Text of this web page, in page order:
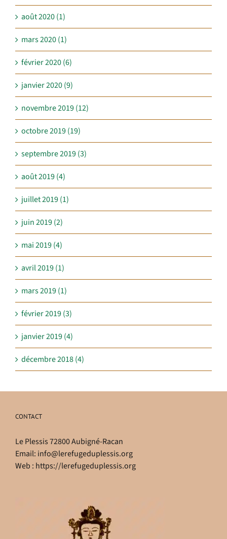
août 2020 (1)
mars 2020 (1)
février 2020 (6)
janvier 2020 (9)
novembre 2019 (12)
octobre 2019 (19)
septembre 2019 (3)
août 2019 (4)
juillet 2019 (1)
juin 2019 (2)
mai 2019 (4)
avril 2019 (1)
mars 2019 (1)
février 2019 (3)
janvier 2019 (4)
décembre 2018 (4)
CONTACT
Le Plessis 72800 Aubigné-Racan
Email: info@lerefugeduplessis.org
Web : https://lerefugeduplessis.org